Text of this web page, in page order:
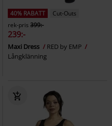
40% RABATT
Cut-Outs
rek-pris 399:-
239:-
Maxi Dress
RED by EMP
Långklänning